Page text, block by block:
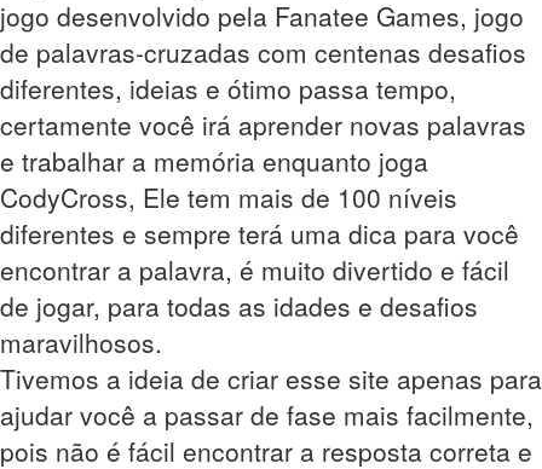
jogo desenvolvido pela Fanatee Games, jogo
de palavras-cruzadas com centenas desafios
diferentes, ideias e ótimo passa tempo,
certamente você irá aprender novas palavras
e trabalhar a memória enquanto joga
CodyCross, Ele tem mais de 100 níveis
diferentes e sempre terá uma dica para você
encontrar a palavra, é muito divertido e fácil
de jogar, para todas as idades e desafios
maravilhosos.
Tivemos a ideia de criar esse site apenas para
ajudar você a passar de fase mais facilmente,
pois não é fácil encontrar a resposta correta e